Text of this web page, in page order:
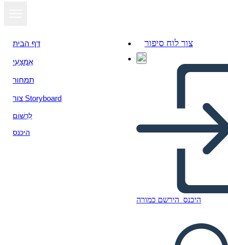
דף הבית
אֶמְצָעִי
תמחור
צור Storyboard
לִרְשׁוֹם
היכנס
צור לוח סיפור
היכנס הירשם כמורה
Mappa del Ragno Azteco